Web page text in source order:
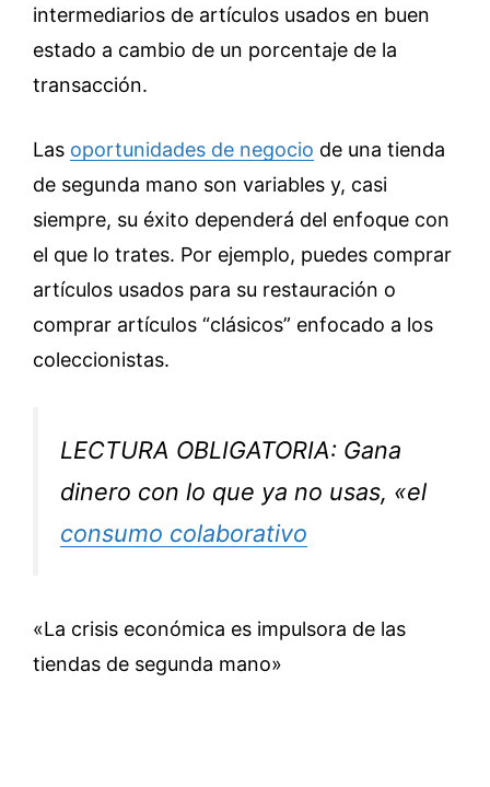
intermediarios de artículos usados en buen
estado a cambio de un porcentaje de la
transacción.
Las oportunidades de negocio de una tienda
de segunda mano son variables y, casi
siempre, su éxito dependerá del enfoque con
el que lo trates. Por ejemplo, puedes comprar
artículos usados para su restauración o
comprar artículos “clásicos” enfocado a los
coleccionistas.
LECTURA OBLIGATORIA: Gana
dinero con lo que ya no usas, «el
consumo colaborativo
«La crisis económica es impulsora de las
tiendas de segunda mano»